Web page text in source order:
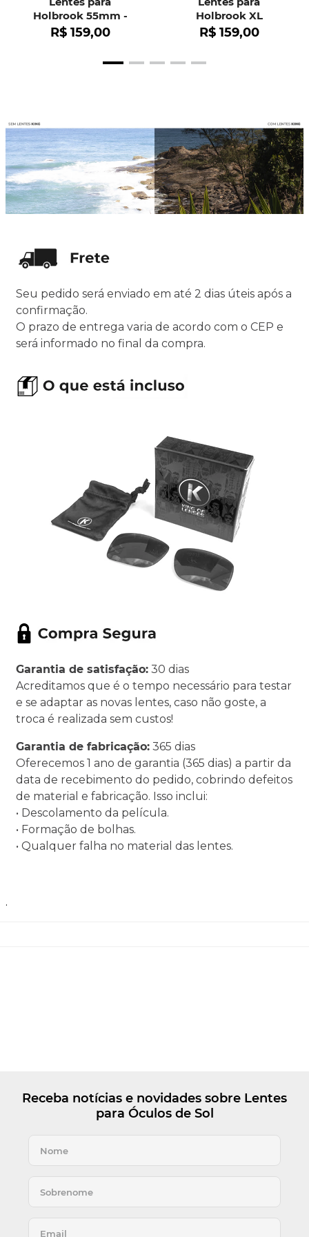
Holbrook 55mm -
OO9102
R$ 159,00
Holbrook XL
R$ 159,00
Seu pedido será enviado em até 2 dias úteis após a
confirmação.
O prazo de entrega varia de acordo com o CEP e
será informado no final da compra.
Garantia de satisfação: 30 dias
Acreditamos que é o tempo necessário para testar
e se adaptar as novas lentes, caso não goste, a
troca é realizada sem custos!
Garantia de fabricação: 365 dias
Oferecemos 1 ano de garantia (365 dias) a partir da
data de recebimento do pedido, cobrindo defeitos
de material e fabricação. Isso inclui:
• Descolamento da película.
• Formação de bolhas.
• Qualquer falha no material das lentes.
.
Receba notícias e novidades sobre Lentes
para Óculos de Sol